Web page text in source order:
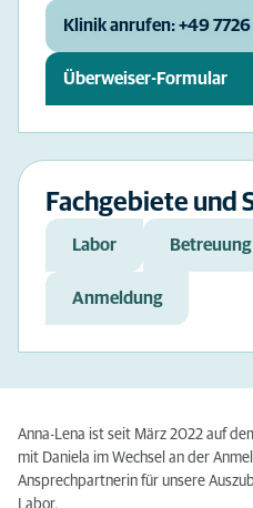
Klinik anrufen: +49
Überweiser-Formular
Fachgebiete und
Labor
Anmeldung
Anna-Lena ist seit März 2022 auf
mit Daniela im Wechsel an der
Ansprechpartnerin für unsere
Labor.